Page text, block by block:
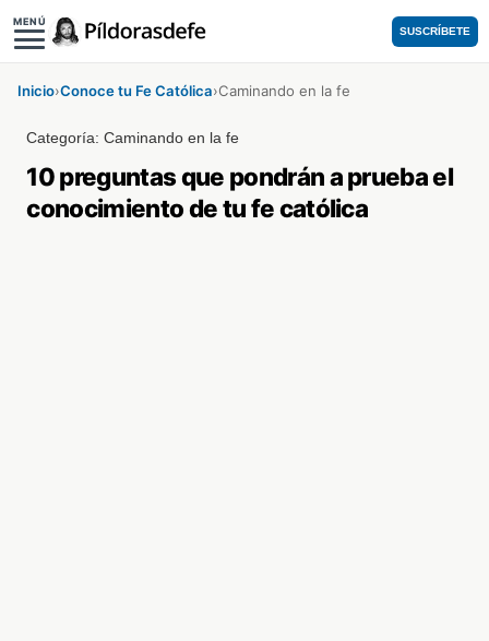
MENÚ
SUSCRÍBETE
Inicio›Conoce tu Fe Católica›Caminando en la fe
Categoría:Caminando en la fe
10 preguntas que pondrán a prueba el
conocimiento de tu fe católica